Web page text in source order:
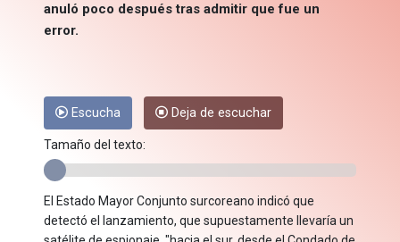
anuló poco después tras admitir que fue un
error.
Escucha Deja de escuchar
Tamaño del texto:
El Estado Mayor Conjunto surcoreano indicó que
detectó el lanzamiento, que supuestamente llevaría un